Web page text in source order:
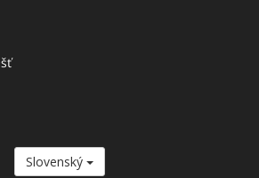
Slovenský